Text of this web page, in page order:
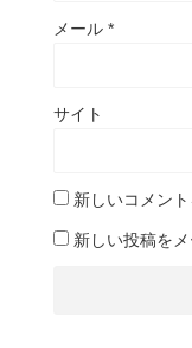
メール *
サイト
新しいコメン
新しい投稿を